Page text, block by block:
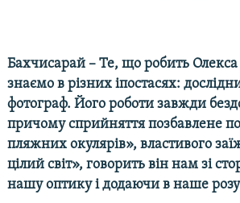
Бахчисарай – Те, що робить
знаємо в різних іпостасях:
фотограф. Його роботи завжди
причому сприйняття позбавлене
пляжних окулярів», властивого
цілий світ», говорить він нам зі
нашу оптику і додаючи в наше